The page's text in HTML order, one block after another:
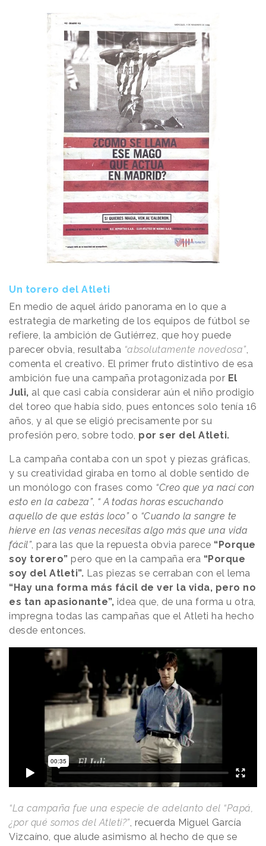
Un torero del Atleti
En medio de aquel árido panorama en lo que a
estrategia de marketing de los equipos de fútbol se
refiere, la ambición de Gutiérrez, que hoy puede
parecer obvia, resultaba “absolutamente novedosa”,
comenta el creativo. El primer fruto distintivo de esa
ambición fue una campaña protagonizada por El
Juli, al que casi cabía considerar aún el niño prodigio
del toreo que había sido, pues entonces solo tenía 16
años, y al que se eligió precisamente por su
profesión pero, sobre todo, por ser del Atleti.
La campaña contaba con un spot y piezas gráficas,
y su creatividad giraba en torno al doble sentido de
un monólogo con frases como “Creo que ya nací con
esto en la cabeza”, “ A todas horas escuchando
aquello de que estás loco”o “Cuando la sangre te
hierve en las venas necesitas algo más que una vida
fácil”, para las que la repuesta obvia parece “Porque
soy torero” pero que en la campaña era “Porque
soy del Atleti”. Las piezas se cerraban con el lema
“Hay una forma más fácil de ver la vida, pero no
es tan apasionante”, idea que, de una forma u otra,
impregna todas las campañas que el Atleti ha hecho
desde entonces.
“La campaña fue una especie de adelanto del “Papá,
¿por qué somos del Atleti?”, recuerda Miguel García
Vizcaíno, que alude asimismo al hecho de que se